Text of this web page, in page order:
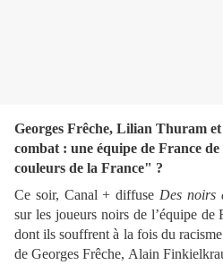
Georges Frêche, Lilian Thuram
combat : une équipe de France
couleurs de la France" ?
Ce soir, Canal + diffuse Des noirs
sur les joueurs noirs de l’équipe
dont ils souffrent à la fois du
de Georges Frêche, Alain